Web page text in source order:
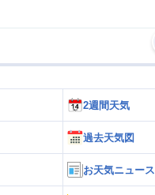
2週間天気
過去天気図
お天気ニュース